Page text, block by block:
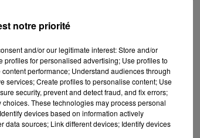
morts liés à
le nombre de
virulente,
notre priorité
and/or our legitimate interest: Store and/or
for personalised advertising; Use profiles to
performance; Understand audiences through
services; Create profiles to personalise content; Use
security, prevent and detect fraud, and fix errors;
These technologies may process personal
devices based on information actively
sources; Link different devices; Identify devices